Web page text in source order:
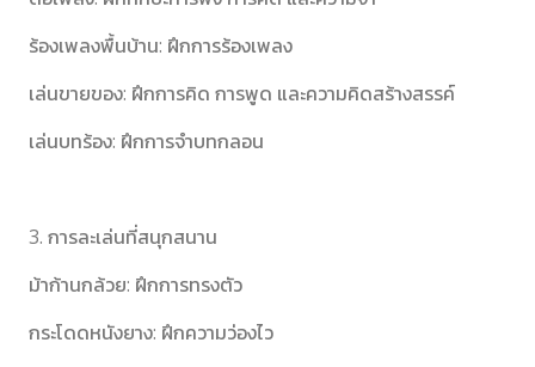
ร้องเพลงพื้นบ้าน: ฝึกการร้องเพลง
เล่นขายของ: ฝึกการคิด การพูด และความคิดสร้างสรรค์
เล่นบทร้อง: ฝึกการจำบทกลอน
3. การละเล่นที่สนุกสนาน
ม้าก้านกล้วย: ฝึกการทรงตัว
กระโดดหนังยาง: ฝึกความว่องไว